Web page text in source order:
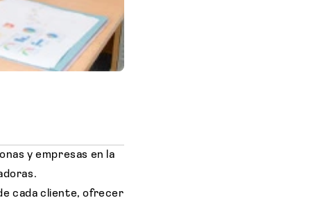
y empresas en la
cada cliente, ofrecer